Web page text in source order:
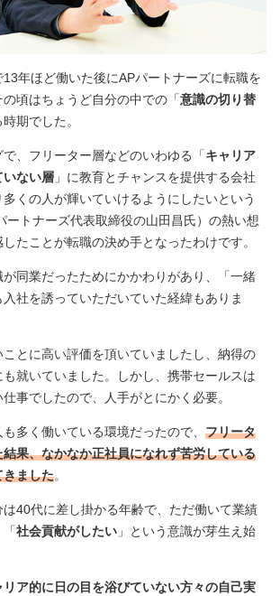
年ほど働いた後にAPパートナーズに転職を
頃はちょうど自分の中での「意識の切り替
期でした。
、フリーター層などのいわゆる「キャリア
いない層 」に教育とチャンスを提供する会社
くの人が輝いていけるようにしたいという
ートナーズ代表取締役の山田昌氏）の熱い想
たことが転職の決め手となったわけです。
同業だったためにかかわりがあり、「一緒
社を誘っていただいていた経緯もありま
とに高い評価を頂いていましたし、納得の
就いていました。しかし、携帯セールスは
事でしたので、人手がとにかく必要。
多く働いている環境だったので、 フリータ
果、なかなか正社員になれず苦労している
きました。
40代に差し掛かる年齢で、ただ働いて業績
社会貢献がしたい 」という意識が芽生え始
リア的に日の目を浴びていない方々の自己実